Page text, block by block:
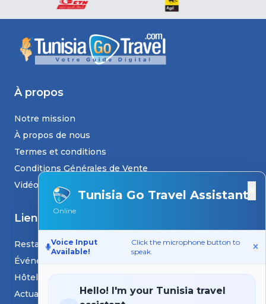
Tunisia Go Travel Assistant
Online
Voice Input
Available!
Click the microphone button to
speak.
Hello! I'm your Tunisia travel
À propos
Notre mission
À propos de nous
Termes et conditions
Conditions Générales de Vente
Vidéos
Liens
Restaurants
Événements
Hôtels
Actualités et blogs